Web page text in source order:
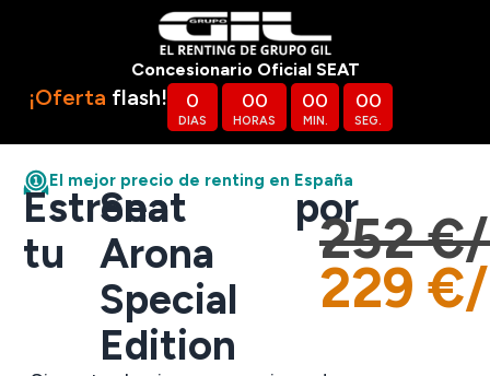
Concesionario Oficial SEAT
¡Oferta flash! 0
DIAS
00
HORAS
00
MIN.
00
SEG.
El mejor precio de renting en España
Estrena
tu
Seat
Arona
Special
Edition
por
252
229